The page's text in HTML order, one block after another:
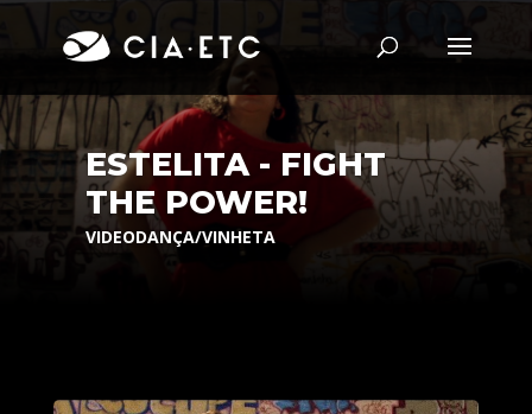
ESTELITA - FIGHT
THE POWER!
VIDEODANÇA/VINHETA